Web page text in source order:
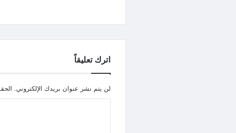
اترك تعليقاً
لن يتم نشر عنوان بريدك الإلكتروني.